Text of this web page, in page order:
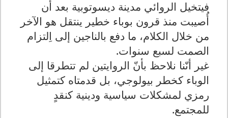
فيتخيل الروائي مدينة ديسوتوبية بعد أن
أُصيبت منذ قرون بوباء خطير ينتقل هو الآخر
من خلال الكلام، ما دفع بالناجين إلى اِلتزام
الصمت لسبع سنوات.
غير أنّنا نلاحظ بأنّ الروايتين لم تتطرقا إلى
الوباء كخطر بيولوجي، بل قدمتاه كتمثيل
رمزي لمشكلات سياسية ودينية كنقدٍ
للمجتمع.